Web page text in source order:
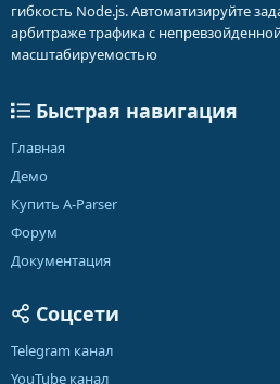
гибкость Node.js. Автоматизируйте
арбитраже трафика с
масштабируемостью
Быстрая навигация
Главная
Демо
Купить A-Parser
Форум
Документация
Соцсети
Telegram канал
YouTube канал